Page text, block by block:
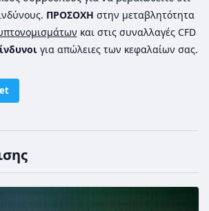
ΠΡΟΣΟΧΗ στην μεταβλητότητα
και στις συναλλαγές CFD
για απώλειες των κεφαλαίων σας.